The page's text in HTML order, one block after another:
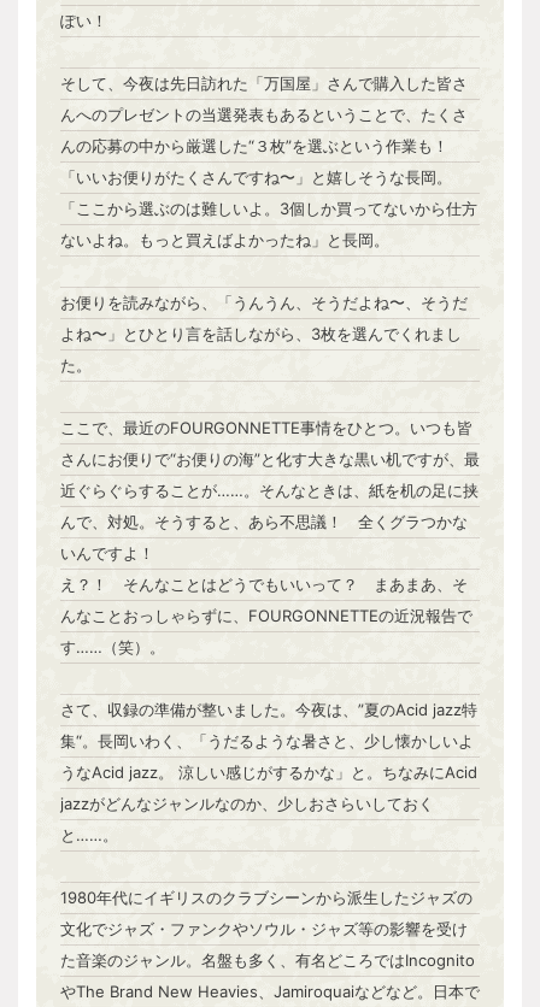
ぽい！
そして、今夜は先日訪れた「万国屋」さんで購入した皆さ
んへのプレゼントの当選発表もあるということで、たくさ
んの応募の中から厳選した“３枚”を選ぶという作業も！
「いいお便りがたくさんですね〜」と嬉しそうな長岡。
「ここから選ぶのは難しいよ。3個しか買ってないから仕方
ないよね。もっと買えばよかったね」と長岡。
お便りを読みながら、「うんうん、そうだよね〜、そうだ
よね〜」とひとり言を話しながら、3枚を選んでくれまし
た。
ここで、最近のFOURGONNETTE事情をひとつ。いつも皆
さんにお便りで“お便りの海”と化す大きな黒い机ですが、最
近ぐらぐらすることが……。そんなときは、紙を机の足に挟
んで、対処。そうすると、あら不思議！ 全くグラつかな
いんですよ！
え？！ そんなことはどうでもいいって？ まあまあ、そ
んなことおっしゃらずに、FOURGONNETTEの近況報告で
す……（笑）。
さて、収録の準備が整いました。今夜は、”夏のAcid jazz特
集“。長岡いわく、「うだるような暑さと、少し懐かしいよ
うなAcid jazz。 涼しい感じがするかな」と。ちなみにAcid
jazzがどんなジャンルなのか、少しおさらいしておく
と……。
1980年代にイギリスのクラブシーンから派生したジャズの
文化でジャズ・ファンクやソウル・ジャズ等の影響を受け
た音楽のジャンル。名盤も多く、有名どころではIncognito
やThe Brand New Heavies、Jamiroquaiなどなど。日本で